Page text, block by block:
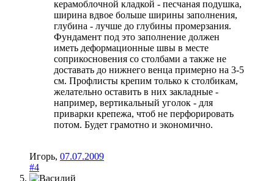
керамоблочной кладкой - песчаная подушка,
ширина вдвое больше ширины заполнения,
глубина - лучше до глубины промерзания.
Фундамент под это заполнение должен
иметь деформационные швы в месте
соприкосновения со столбами а также не
доставать до нижнего венца примерно на 3-5
см. Профлисты крепим только к столбикам,
желательно оставить в них закладные -
например, вертикальный уголок - для
приварки крепежа, чтоб не перфорировать
потом. Будет грамотно и экономично.
Игорь, 07.07.2009
#4